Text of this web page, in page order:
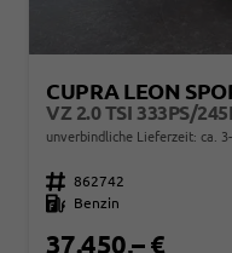
CUPRA LEON
VZ 2.0 TSI 333PS/
unverbindliche Lieferzeit: ca.
Fahrzeugnr. 862742
Kraftstoff
Benzin
37.450,– €